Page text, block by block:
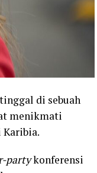
di sebuah
menikmati
partykonferensi